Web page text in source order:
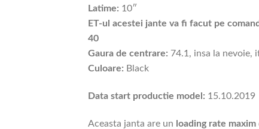
Latime: 10″
ET-ul acestei jante va fi facut pe
40
Gaura de centrare: 74.1, insa la nevoie,
Culoare: Black
Data start productie model: 15.10.2019
Aceasta janta are un loading rate maxim